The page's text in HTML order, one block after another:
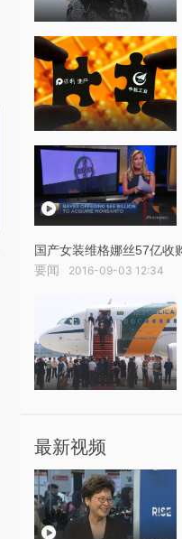
国产女装维格娜丝57亿收
要闻 2016-09-03 12:34
最新视频